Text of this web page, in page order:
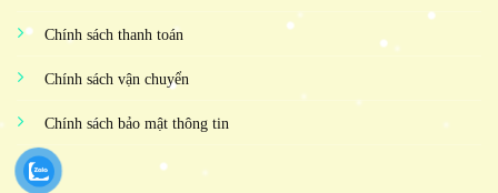
Chính sách thanh toán
Chính sách vận chuyển
Chính sách bảo mật thông tin